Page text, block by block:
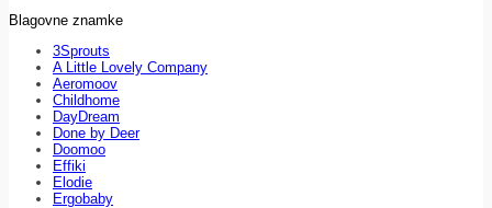
Blagovne znamke
3Sprouts
A Little Lovely Company
Aeromoov
Childhome
DayDream
Done by Deer
Doomoo
Effiki
Elodie
Ergobaby